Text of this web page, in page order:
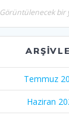
Görüntülenecek bir
Temmuz
Haziran